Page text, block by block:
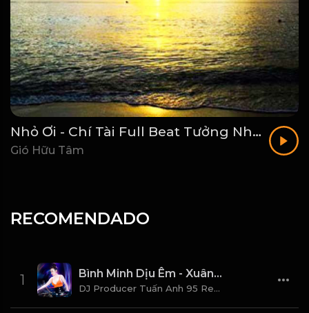
Nhỏ Ơi - Chí Tài Full Beat Tưởng Nhớ Danh Hài Chí Tài_1782008672743
Gió Hữu Tâm
RECOMENDADO
1 Bình Minh Dịu Êm - Xuân Mai DJ Poducer Tuấn Anh 95 Vina House (Remix 2026)
DJ Producer Tuấn Anh 95 Remix